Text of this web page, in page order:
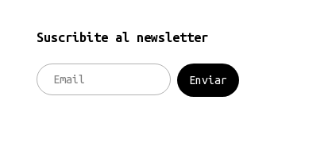
Suscribite al newsletter